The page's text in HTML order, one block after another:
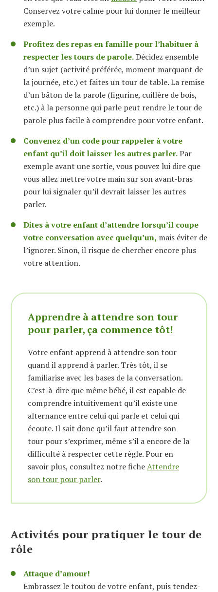
Conservez votre calme pour lui donner le meilleur
exemple.
Profitez des repas en famille pour l’habituer à
respecter les tours de parole.Décidez ensemble
d’un sujet (activité préférée, moment marquant de
la journée, etc.) et faites un tour de table. La remise
d’un bâton de la parole (figurine, cuillère de bois,
etc.) à la personne qui parle peut rendre le tour de
parole plus facile à comprendre pour votre enfant.
Convenez d’un code pour rappeler à votre
enfant qu’il doit laisser les autres parler.Par
exemple avant une sortie, vous pouvez lui dire que
vous allez mettre votre main sur son avant-bras
pour lui signaler qu’il devrait laisser les autres
parler.
Dites à votre enfant d’attendre lorsqu’il coupe
votre conversation avec quelqu’un, mais éviter de
l’ignorer. Sinon, il risque de chercher encore plus
votre attention.
Apprendre à attendre son tour
pour parler, ça commence tôt!
Votre enfant apprend à attendre son tour
quand il apprend à parler. Très tôt, il se
familiarise avec les bases de la conversation.
C’est-à-dire que même bébé, il est capable de
comprendre intuitivement qu’il existe une
alternance entre celui qui parle et celui qui
écoute. Il sait donc qu’il faut attendre son
tour pour s’exprimer, même s’il a encore de la
difficulté à respecter cette règle. Pour en
savoir plus, consultez notre ficheAttendre
son tour pour parler.
Activités pour pratiquer le tour de
rôle
Attaque d’amour!
Embrassez le toutou de votre enfant, puis tendez-